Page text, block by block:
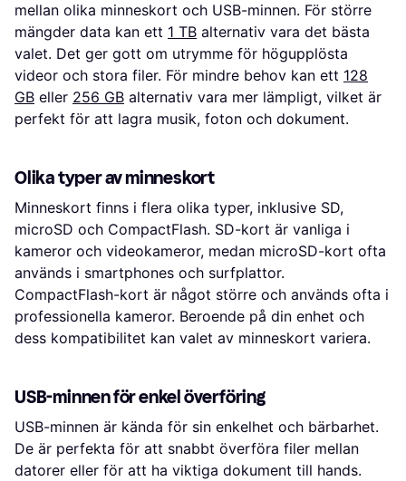
mellan olika minneskort och USB-minnen. För större
mängder data kan ett 1 TB alternativ vara det bästa
valet. Det ger gott om utrymme för högupplösta
videor och stora filer. För mindre behov kan ett 128
GB eller 256 GB alternativ vara mer lämpligt, vilket är
perfekt för att lagra musik, foton och dokument.
Olika typer av minneskort
Minneskort finns i flera olika typer, inklusive SD,
microSD och CompactFlash. SD-kort är vanliga i
kameror och videokameror, medan microSD-kort ofta
används i smartphones och surfplattor.
CompactFlash-kort är något större och används ofta i
professionella kameror. Beroende på din enhet och
dess kompatibilitet kan valet av minneskort variera.
USB-minnen för enkel överföring
USB-minnen är kända för sin enkelhet och bärbarhet.
De är perfekta för att snabbt överföra filer mellan
datorer eller för att ha viktiga dokument till hands.